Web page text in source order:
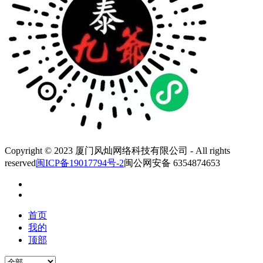
Copyright © 2023 厦门风灿网络科技有限公司 - All rights
reserved闽ICP备19017794号-2闽公网安备 6354874653
首页
我的
顶部